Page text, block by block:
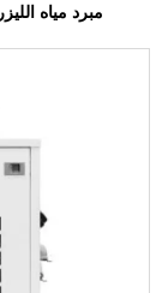
مبرد مياه الليزر TEYU CWFL-1000 لآلة قطع الليزر الألياف